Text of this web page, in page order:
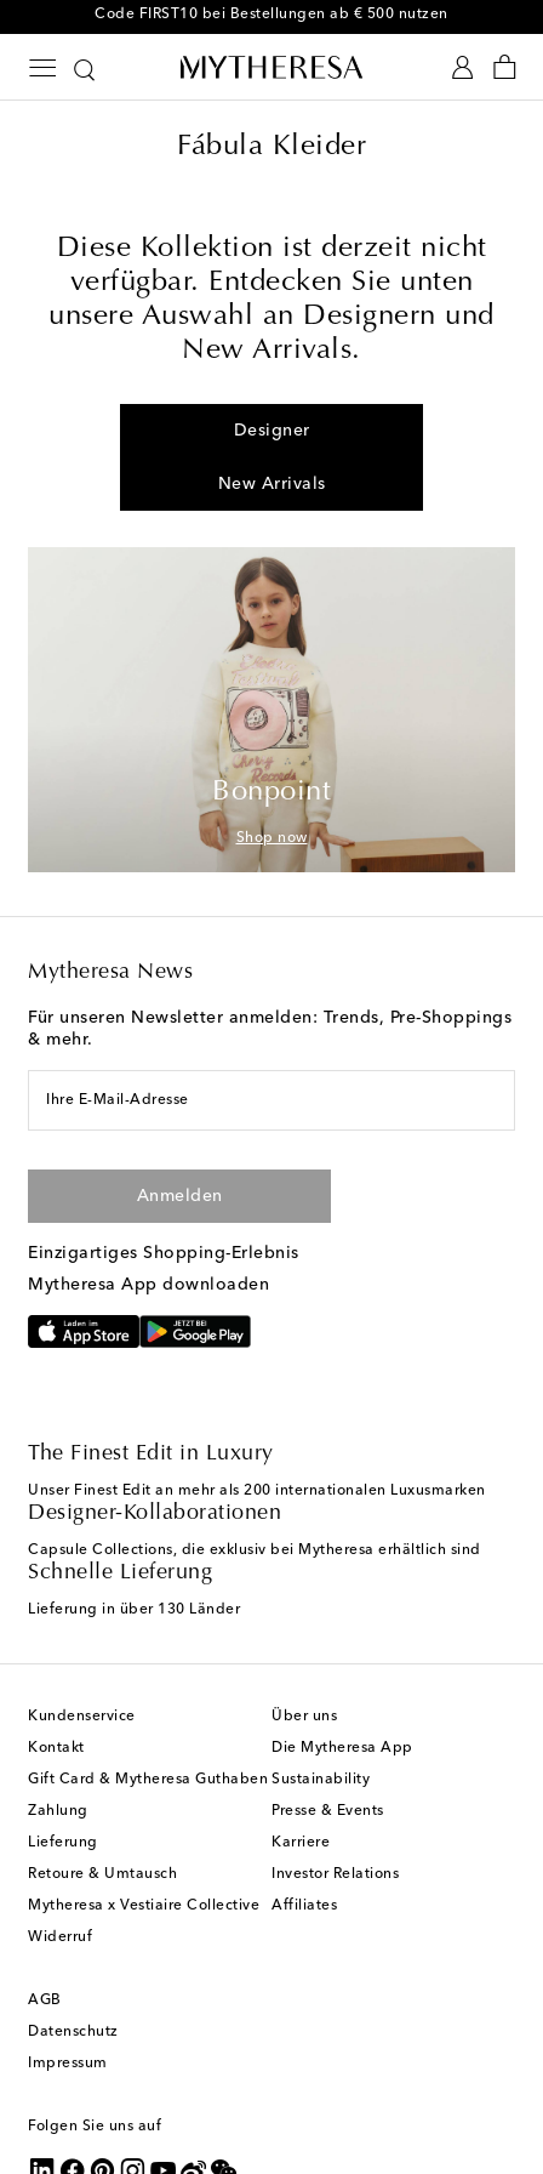
Code FIRST10 bei Bestellungen ab € 500 nutzen
Fábula Kleider
Diese Kollektion ist derzeit nicht
verfügbar. Entdecken Sie unten
unsere Auswahl an Designern und
New Arrivals.
Designer
New Arrivals
Bonpoint
Shop now
Mytheresa News
Für unseren Newsletter anmelden: Trends, Pre-Shoppings
& mehr.
Ihre E-Mail-Adresse
Anmelden
Einzigartiges Shopping-Erlebnis
Mytheresa App downloaden
The Finest Edit in Luxury
Unser Finest Edit an mehr als 200 internationalen Luxusmarken
Designer-Kollaborationen
Capsule Collections, die exklusiv bei Mytheresa erhältlich sind
Schnelle Lieferung
Lieferung in über 130 Länder
Kundenservice
Kontakt
Gift Card & Mytheresa Guthaben
Zahlung
Lieferung
Retoure & Umtausch
Mytheresa x Vestiaire Collective
Widerruf
Über uns
Die Mytheresa App
Sustainability
Presse & Events
Karriere
Investor Relations
Affiliates
AGB
Datenschutz
Impressum
Folgen Sie uns auf